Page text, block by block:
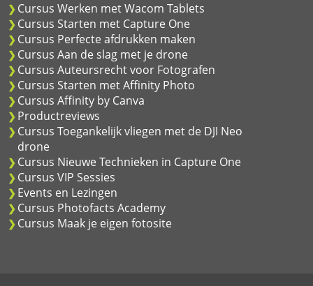
Cursus Werken met Wacom Tablets
Cursus Starten met Capture One
Cursus Perfecte afdrukken maken
Cursus Aan de slag met je drone
Cursus Auteursrecht voor Fotografen
Cursus Starten met Affinity Photo
Cursus Affinity by Canva
Productreviews
Cursus Toegankelijk vliegen met de DJI Neo
drone
Cursus Nieuwe Technieken in Capture One
Cursus VIP Sessies
Events en Lezingen
Cursus Photofacts Academy
Cursus Maak je eigen fotosite